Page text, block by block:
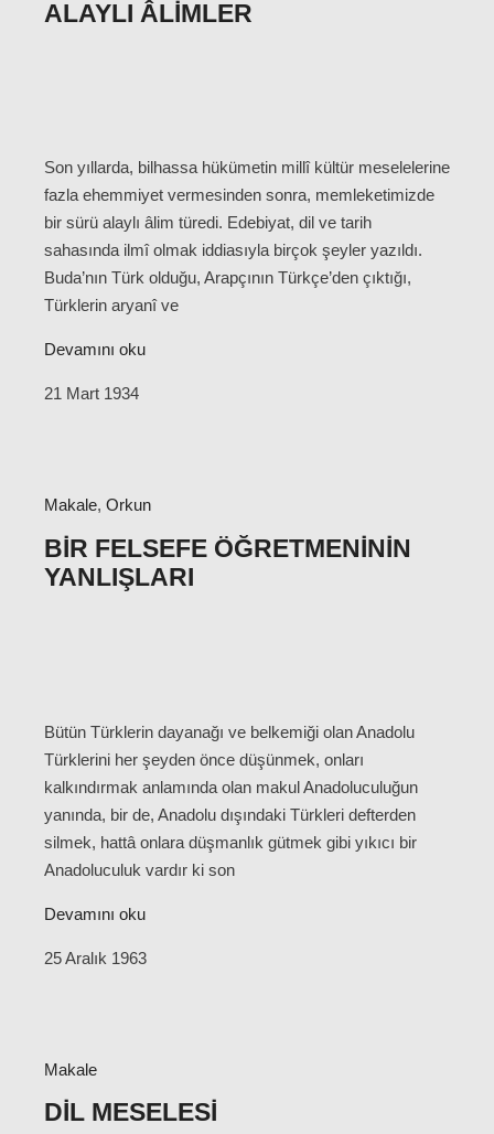
ALAYLI ÂLIMLER
Son yıllarda, bilhassa hükümetin millî kültür meselelerine
fazla ehemmiyet vermesinden sonra, memleketimizde
bir sürü alaylı âlim türedi. Edebiyat, dil ve tarih
sahasında ilmî olmak iddiasıyla birçok şeyler yazıldı.
Buda’nın Türk olduğu, Arapçının Türkçe’den çıktığı,
Türklerin aryanî ve
Devamını oku
21 Mart 1934
Makale, Orkun
BIR FELSEFE ÖĞRETMENININ
YANLIŞLARI
Bütün Türklerin dayanağı ve belkemiği olan Anadolu
Türklerini her şeyden önce düşünmek, onları
kalkındırmak anlamında olan makul Anadoluculuğun
yanında, bir de, Anadolu dışındaki Türkleri defterden
silmek, hattâ onlara düşmanlık gütmek gibi yıkıcı bir
Anadoluculuk vardır ki son
Devamını oku
25 Aralık 1963
Makale
DIL MESELESI